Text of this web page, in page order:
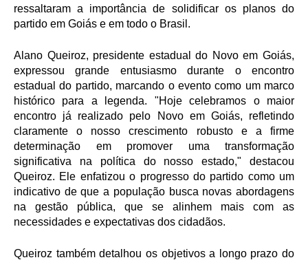
ressaltaram a importância de solidificar os planos do
partido em Goiás e em todo o Brasil.
Alano Queiroz, presidente estadual do Novo em Goiás,
expressou grande entusiasmo durante o encontro
estadual do partido, marcando o evento como um marco
histórico para a legenda. "Hoje celebramos o maior
encontro já realizado pelo Novo em Goiás, refletindo
claramente o nosso crescimento robusto e a firme
determinação em promover uma transformação
significativa na política do nosso estado," destacou
Queiroz. Ele enfatizou o progresso do partido como um
indicativo de que a população busca novas abordagens
na gestão pública, que se alinhem mais com as
necessidades e expectativas dos cidadãos.
Queiroz também detalhou os objetivos a longo prazo do